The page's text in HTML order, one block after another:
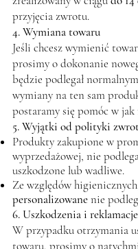
przyjęcia zwrotu.
4. Wymiana towaru
Jeśli chcesz wymienić
prosimy o dokonanie
będzie podlegał
wymiany na ten sam
postaramy się pomóc w
5. Wyjątki od polityki
Produkty zakupione w
wyprzedażowej, nie
uszkodzone lub wadliwe.
Ze względów
personalizowanenie
6. Uszkodzenia i reklamacje
W przypadku otrzymania
towaru, prosimy o